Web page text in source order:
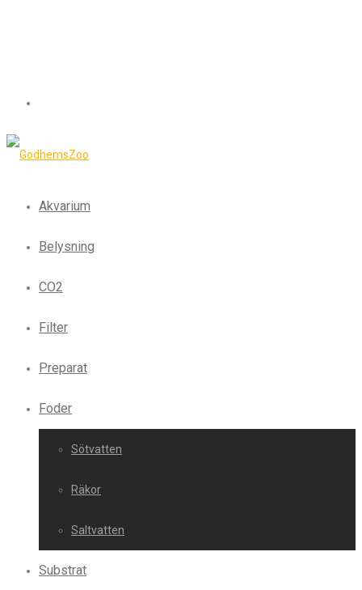
Akvarium
Belysning
CO2
Filter
Preparat
Foder
Sötvatten
Räkor
Saltvatten
Substrat